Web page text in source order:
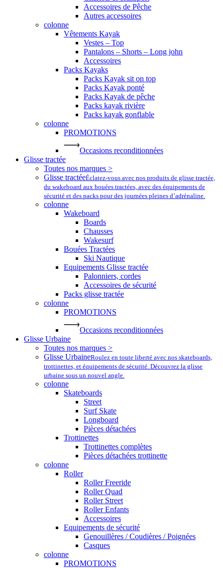
Accessoires de Pêche
Autres accessoires
colonne
Vêtements Kayak
Vestes – Top
Pantalons – Shorts – Long john
Accessoires
Packs Kayaks
Packs Kayak sit on top
Packs Kayak ponté
Packs Kayak de pêche
Packs kayak rivière
Packs kayak gonflable
colonne
PROMOTIONS
Occasions reconditionnées
Glisse tractée
Toutes nos marques >
Glisse tractéeÉclatez-vous avec nos produits de glisse tractée,
du wakeboard aux bouées tractées, avec des équipements de
sécurité et des packs pour des journées pleines d’adrénaline.
colonne
Wakeboard
Boards
Chausses
Wakesurf
Bouées Tractées
Ski Nautique
Equipements Glisse tractée
Palonniers, cordes
Accessoires de sécurité
Packs glisse tractée
colonne
PROMOTIONS
Occasions reconditionnées
Glisse Urbaine
Toutes nos marques >
Glisse UrbaineRoulez en toute liberté avec nos skateboards,
trottinettes, et équipements de sécurité. Découvrez la glisse
urbaine sous un nouvel angle.
colonne
Skateboards
Street
Surf Skate
Longboard
Pièces détachées
Trottinettes
Trottinettes complètes
Pièces détachées trottinette
colonne
Roller
Roller Freeride
Roller Quad
Roller Street
Roller Enfants
Accessoires
Equipements de sécurité
Genouillères / Coudières / Poignées
Casques
colonne
PROMOTIONS